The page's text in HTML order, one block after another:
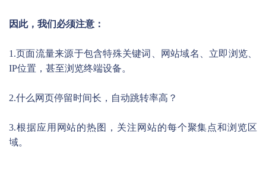
因此，我们必须注意：
1.页面流量来源于包含特殊关键词、网站域名、立即浏览、
IP位置，甚至浏览终端设备。
2.什么网页停留时间长，自动跳转率高？
3.根据应用网站的热图，关注网站的每个聚集点和浏览区
域。